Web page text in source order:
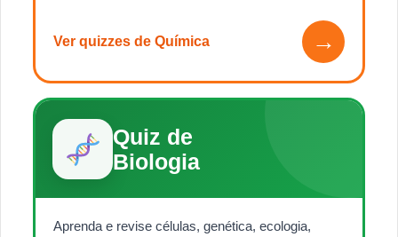
Ver quizzes de Química →
Quiz de
Biologia
Aprenda e revise células, genética, ecologia,